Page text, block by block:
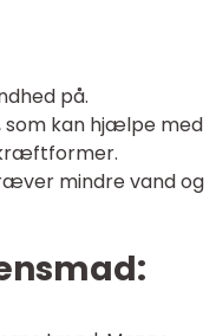
på.
som kan hjælpe med
mindre vand og